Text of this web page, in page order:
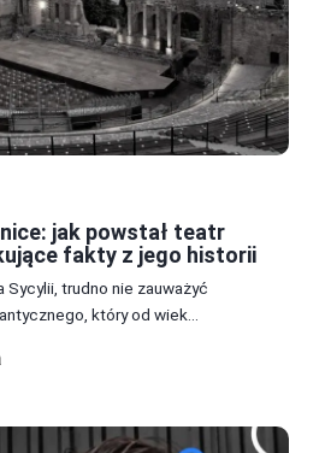
jak powstał teatr
fakty z jego historii
Sycylii, trudno nie zauważyć
który od wiek...